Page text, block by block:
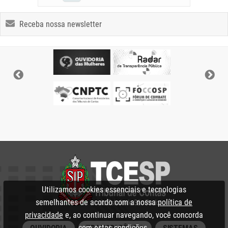
Receba nossa newsletter
Utilizamos cookies essenciais e tecnologias
semelhantes de acordo com a nossapolítica de
privacidade e, ao continuar navegando, você concorda